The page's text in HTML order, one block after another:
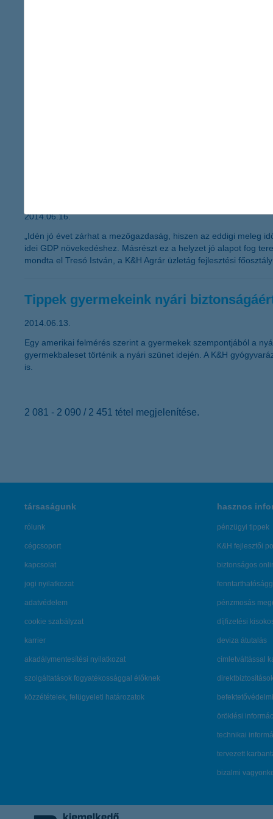
A fiatalok többsége már fordult a családhoz, rokonokhoz,
2014.06.16.
„Idén jó évet zárhat a mezőgazdaság, hiszen az eddigi meleg
idei GDP növekedéshez. Másrészt ez a helyzet jó alapot fog
mondta el Tresó István, a K&H Agrár üzletág fejlesztési főosztály
Tippek gyermekeink nyári
2014.06.13.
Egy amerikai felmérés szerint a gyermekek szempontjából a
gyermekbaleset történik a nyári szünet idején. A K&H
is.
2 081 - 2 090 / 2 451 tétel megjelenítése.
társaságunk
rólunk
cégcsoport
kapcsolat
jogi nyilatkozat
adatvédelem
cookie szabályzat
karrier
akadálymentesítési nyilatkozat
szolgáltatások fogyatékossággal élőknek
közzétételek, felügyeleti határozatok
hasznos
pénzügyi tippek
K&H fejlesztői
biztonságos
pénzmosás
díjfizetési
deviza átutalás
címletváltással
öröklési
technikai
tervezett
bizalmi